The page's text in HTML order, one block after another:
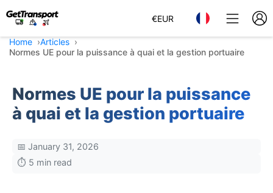
€EUR
Home
Articles
Normes UE pour la puissance à quai et la gestion portuaire
Normes UE pour la puissance
à quai et la gestion portuaire
📅 January 31, 2026
⏱️ 5 min read